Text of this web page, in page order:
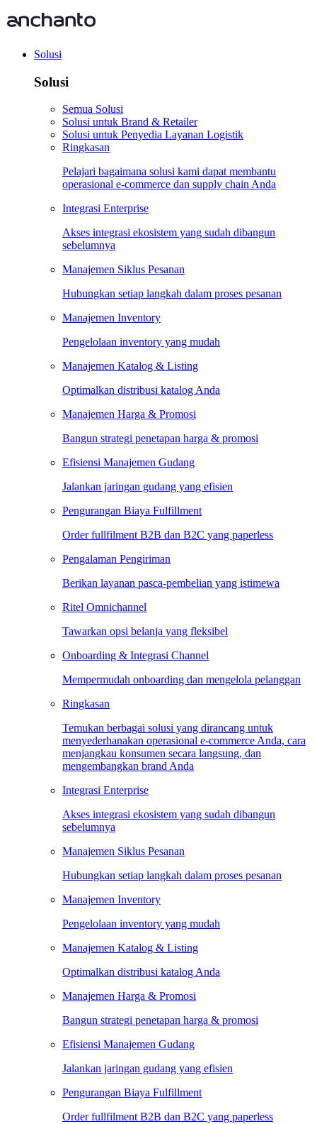
Solusi
Solusi
Semua Solusi
Solusi untuk Brand & Retailer
Solusi untuk Penyedia Layanan Logistik
Ringkasan
Pelajari bagaimana solusi kami dapat membantu
operasional e-commerce dan supply chain Anda
Integrasi Enterprise
Akses integrasi ekosistem yang sudah dibangun
sebelumnya
Manajemen Siklus Pesanan
Hubungkan setiap langkah dalam proses pesanan
Manajemen Inventory
Pengelolaan inventory yang mudah
Manajemen Katalog & Listing
Optimalkan distribusi katalog Anda
Manajemen Harga & Promosi
Bangun strategi penetapan harga & promosi
Efisiensi Manajemen Gudang
Jalankan jaringan gudang yang efisien
Pengurangan Biaya Fulfillment
Order fullfilment B2B dan B2C yang paperless
Pengalaman Pengiriman
Berikan layanan pasca-pembelian yang istimewa
Ritel Omnichannel
Tawarkan opsi belanja yang fleksibel
Onboarding & Integrasi Channel
Mempermudah onboarding dan mengelola pelanggan
Ringkasan
Temukan berbagai solusi yang dirancang untuk
menyederhanakan operasional e-commerce Anda, cara
menjangkau konsumen secara langsung, dan
mengembangkan brand Anda
Integrasi Enterprise
Akses integrasi ekosistem yang sudah dibangun
sebelumnya
Manajemen Siklus Pesanan
Hubungkan setiap langkah dalam proses pesanan
Manajemen Inventory
Pengelolaan inventory yang mudah
Manajemen Katalog & Listing
Optimalkan distribusi katalog Anda
Manajemen Harga & Promosi
Bangun strategi penetapan harga & promosi
Efisiensi Manajemen Gudang
Jalankan jaringan gudang yang efisien
Pengurangan Biaya Fulfillment
Order fullfilment B2B dan B2C yang paperless